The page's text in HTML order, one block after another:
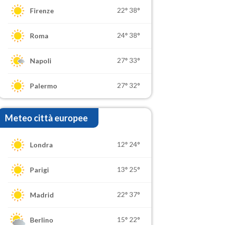
Firenze 22° 38°
Roma 24° 38°
Napoli 27° 33°
Palermo 27° 32°
Meteo città europee
Londra 12° 24°
Parigi 13° 25°
Madrid 22° 37°
Berlino 15° 22°